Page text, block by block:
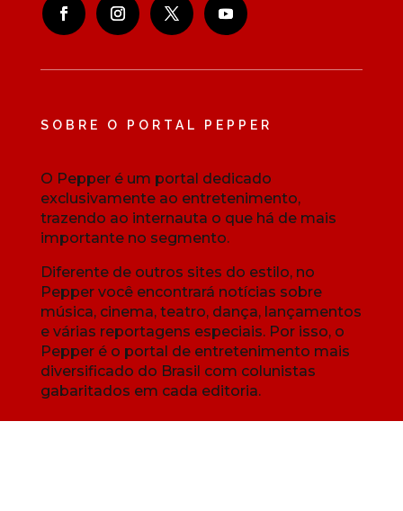
SOBRE O PORTAL PEPPER
O Pepper é um portal dedicado
exclusivamente ao entretenimento,
trazendo ao internauta o que há de mais
importante no segmento.
Diferente de outros sites do estilo, no
Pepper você encontrará notícias sobre
música, cinema, teatro, dança, lançamentos
e várias reportagens especiais. Por isso, o
Pepper é o portal de entretenimento mais
diversificado do Brasil com colunistas
gabaritados em cada editoria.